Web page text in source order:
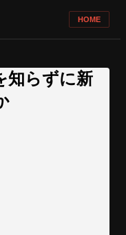
HOME
知らずに新